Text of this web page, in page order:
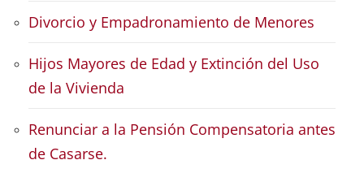
Divorcio y Empadronamiento de Menores
Hijos Mayores de Edad y Extinción del Uso
de la Vivienda
Renunciar a la Pensión Compensatoria antes
de Casarse.